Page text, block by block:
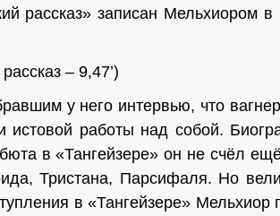
рассказ» записан Мельхиором
– 9,47’)
у него интервью, что
работы над собой.
в «Тангейзере» он не счёл
Трис­тана, Парсифаля. Но
в «Тангейзере» Мельхи­ор